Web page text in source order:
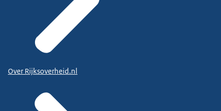
Over Rijksoverheid.nl